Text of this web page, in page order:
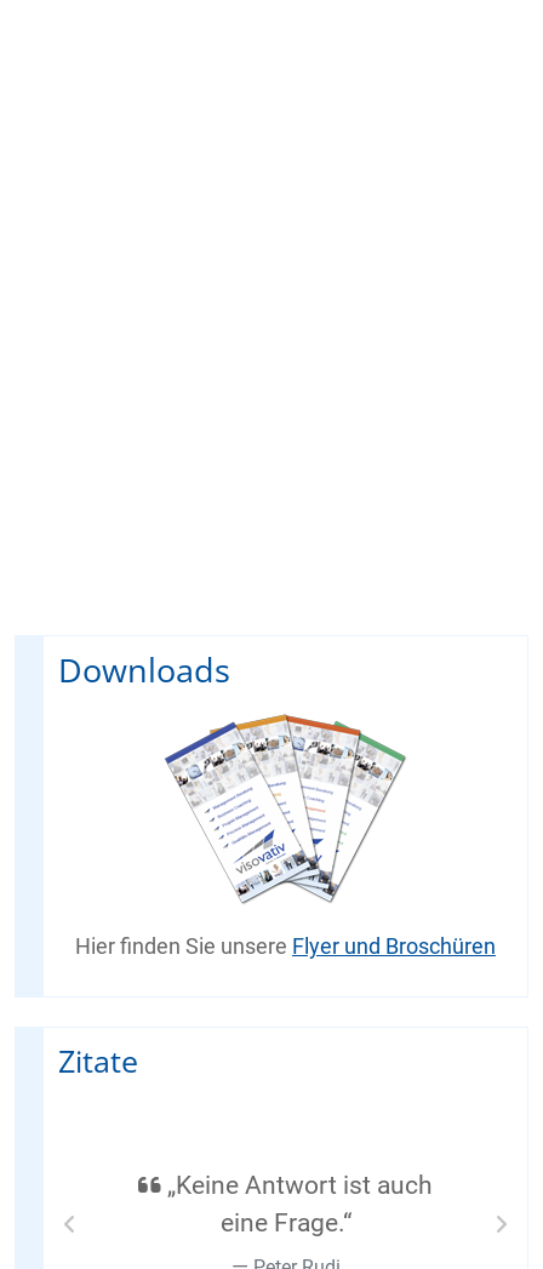
Downloads
Hier finden Sie unsere Flyer und Broschüren
Zitate
„Keine Antwort ist auch
eine Frage.“
Previous